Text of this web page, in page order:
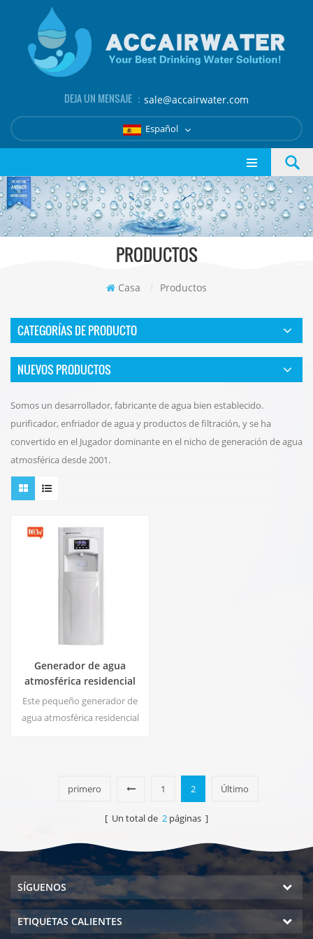
DEJA UN MENSAJE ： sale@accairwater.com
Español
PRODUCTOS
Casa / Productos
CATEGORÍAS DE PRODUCTO
NUEVOS PRODUCTOS
Somos un desarrollador, fabricante de agua bien establecido.
purificador, enfriador de agua y productos de filtración, y se ha
convertido en el Jugador dominante en el nicho de generación de agua
atmosférica desde 2001.
Generador de agua
atmosférica residencial
HE-88C
Este pequeño generador de
agua atmosférica residencial
de almacenamiento: 16 L
primero 1 2 Último
[ Un total de 2 páginas ]
SÍGUENOS
ETIQUETAS CALIENTES